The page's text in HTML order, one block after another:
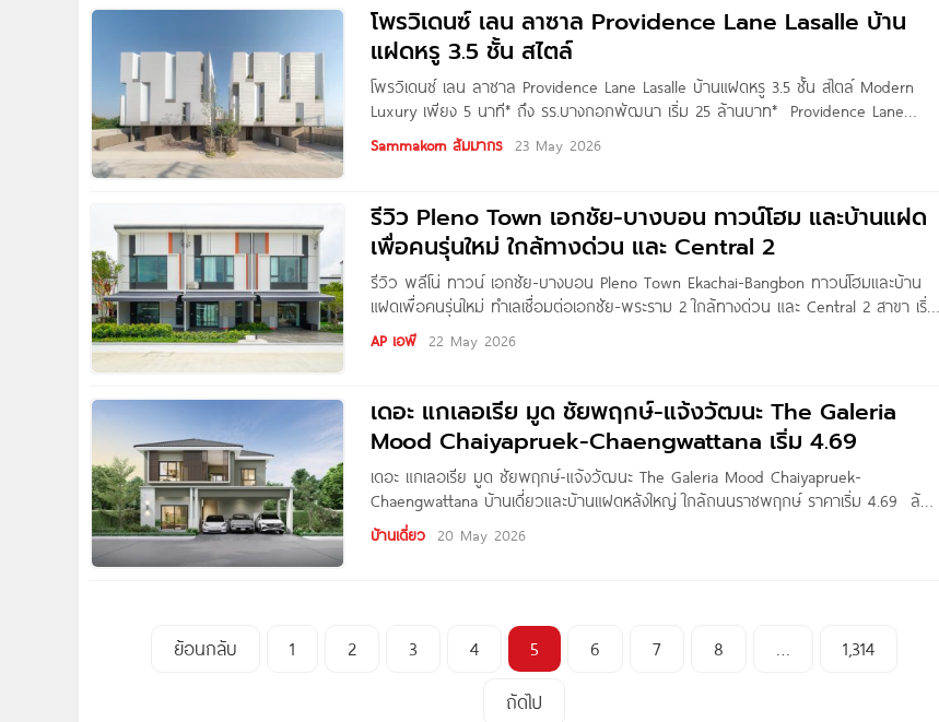
โพรวิเดนซ์ เลน ลาซาล Providence Lane Lasalle บ้าน
แฝดหรู 3.5 ชั้น สไตล์
โพรวิเดนซ์ เลน ลาซาล Providence Lane Lasalle บ้านแฝดหรู 3.5 ชั้น สไตล์ Modern
Luxury เพียง 5 นาที* ถึง รร.บางกอกพัฒนา เริ่ม 25 ล้านบาท* Providence Lane
ลาซาล บ้านแฝดหรู 3.5 ชั้น จาก บริษัท สัมมากร จำกัด
Sammakorn สัมมากร 23 May 2026
รีวิว Pleno Town เอกชัย-บางบอน ทาวน์โฮม และบ้านแฝด
เพื่อคนรุ่นใหม่ ใกล้ทางด่วน และ Central 2
รีวิว พลีโน่ ทาวน์ เอกชัย-บางบอน Pleno Town Ekachai-Bangbon ทาวน์โฮมและบ้าน
แฝดเพื่อคนรุ่นใหม่ ทำเลเชื่อมต่อเอกชัย-พระราม 2 ใกล้ทางด่วน และ Central 2 สาขา เริ่ม
1.89 ล้าน* Written by : Pure Thitapa สวัสดีค่ะ คุณผู้อ่าน Homenayoo วันนี้เราจะพา
ไปชมโครงการ ‘Pleno Town เอกชัย-บางบอน‘
AP เอพี 22 May 2026
เดอะ แกเลอเรีย มูด ชัยพฤกษ์-แจ้งวัฒนะ The Galeria
Mood Chaiyapruek-Chaengwattana เริ่ม 4.69
เดอะ แกเลอเรีย มูด ชัยพฤกษ์-แจ้งวัฒนะ The Galeria Mood Chaiyapruek-
Chaengwattana บ้านเดี่ยวและบ้านแฝดหลังใหญ่ ใกล้ถนนราชพฤกษ์ ราคาเริ่ม 4.69 ล้าน
บาท* The Galeria Mood ชัยพฤกษ์-แจ้งวัฒนะ บ้านโครงการใหม่ จาก TEKA REAL
ESTATE ที่ตั้งโครงการอยู่บน ถ.โยธาธิการ นนทบุรี 2003 ต.บางพลับ อ.บางบัวทอง
บ้านเดี่ยว 20 May 2026
ย้อนกลับ 1 2 3 4 5 6 7 8 …
1,314
ถัดไป